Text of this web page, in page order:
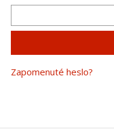
Zapomenuté heslo?